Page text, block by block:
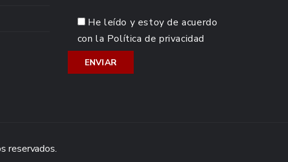
He leído y estoy de acuerdo
con la Política de privacidad
reservados.